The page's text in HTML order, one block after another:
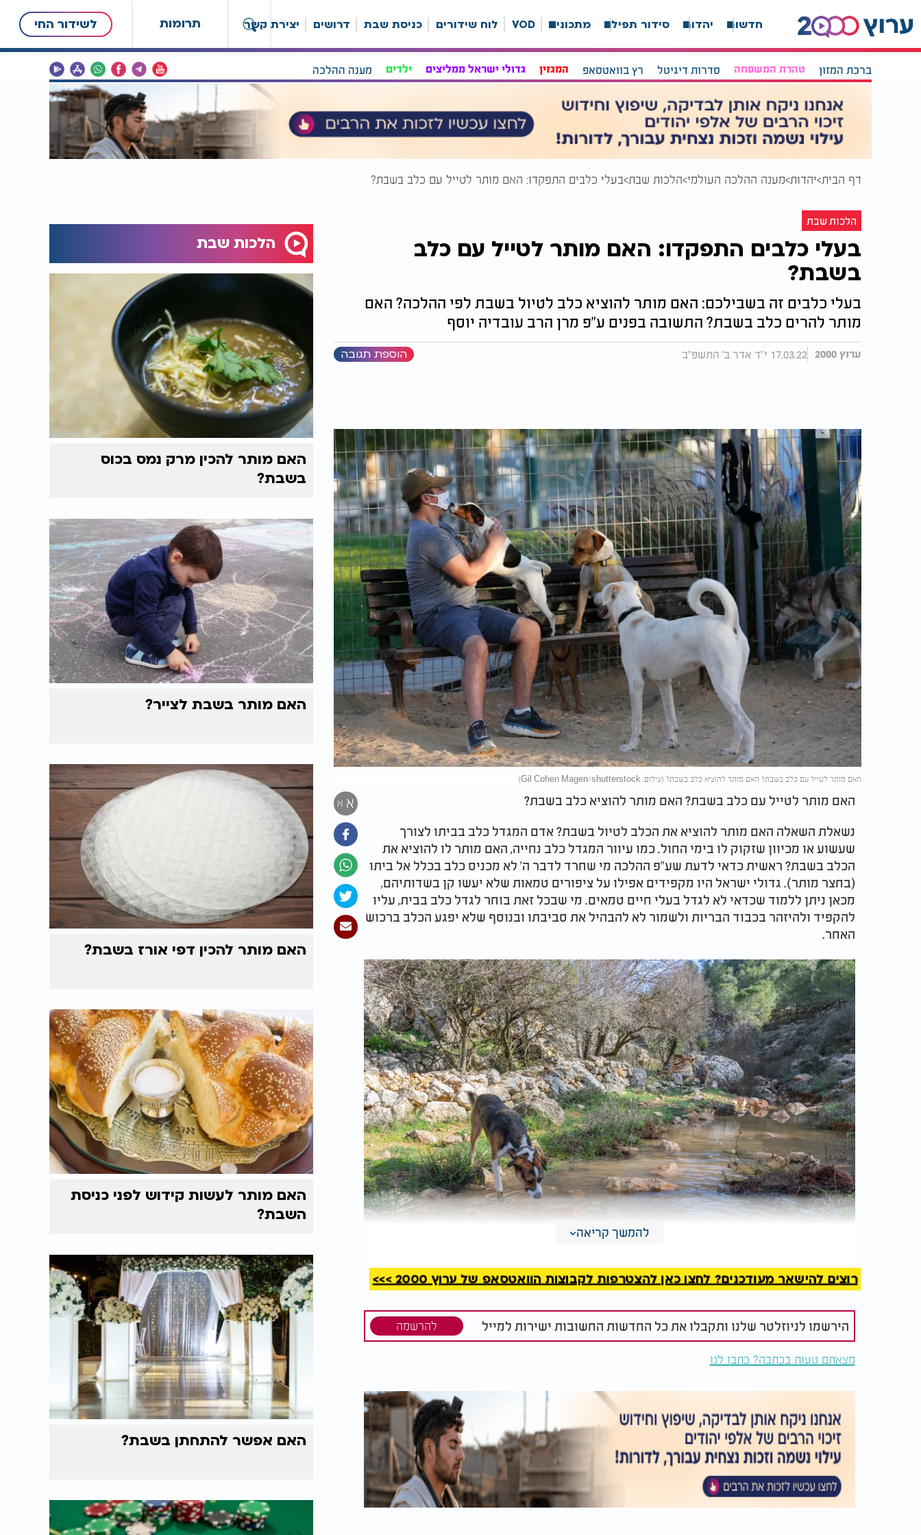
תרומות לשידור החי חדשות יהדות סידור תפילה מתכונים VOD לוח שידורים כניסת שבת דרושים יצירת קשר
ברכת המזון טהרת המשפחה סדרות דיגיטל רץ בוואטסאפ המגזין גדולי ישראל ממליצים ילדים מענה ההלכה
דף הבית יהדות מענה ההלכה העולמי הלכות שבת בעלי כלבים התפקדו: האם מותר לטייל עם כלב בשבת?
הלכות שבת
בעלי כלבים התפקדו: האם מותר לטייל עם כלב
בשבת?
בעלי כלבים זה בשבילכם: האם מותר להוציא כלב לטיול בשבת לפי ההלכה? האם
מותר להרים כלב בשבת? התשובה בפנים ע"פ מרן הרב עובדיה יוסף
ערוץ 2000 17.03.22 י"ד אדר ב' התשפ"ב הוספת תגובה
האם מותר לטייל עם כלב בשבת? האם מותר להוציא כלב בשבת? (צילום: Gil Cohen Magen/shutterstock)
א א
האם מותר לטייל עם כלב בשבת? האם מותר להוציא כלב בשבת?
נשאלת השאלה האם מותר להוציא את הכלב לטיול בשבת? אדם המגדל כלב בביתו לצורך
שעשוע או מכיוון שזקוק לו בימי החול. כמו עיוור המגדל כלב נחייה, האם מותר לו להוציא את
הכלב בשבת? ראשית כדאי לדעת שע"פ ההלכה מי שחרד לדבר ה' לא מכניס כלב בכלל אל ביתו
(בחצר מותר). גדולי ישראל היו מקפידים אפילו על ציפורים טמאות שלא יעשו קן בשדותיהם,
מכאן ניתן ללמוד שכדאי לא לגדל בעלי חיים טמאים. מי שבכל זאת בוחר לגדל כלב בבית, עליו
להקפיד ולהיזהר בכבוד הבריות ולשמור לא להבהיל את סביבתו ובנוסף שלא יפגע הכלב ברכוש
האחר.
המלצות נוספות
האם מותר לקפל טלית
בשבת?
ציפורניים בשבת?
האם מותר חשמל בשבת?
ע"פ ההלכה ישנה גם בעייתיות לאדם בוגר בליטוף של כלב עם פרווה. כל בעלי החיים הם
להמשך קריאה
רוצים להישאר מעודכנים? לחצו כאן להצטרפות לקבוצות הוואטסאפ של ערוץ 2000 >>>
הירשמו לניוזלטר שלנו ותקבלו את כל החדשות החשובות ישירות למייל להרשמה
מצאתם טעות בכתבה? כתבו לנו
הלכות שבת
האם מותר להכין מרק נמס בכוס
בשבת?
האם מותר בשבת לצייר?
האם מותר להכין דפי אורז בשבת?
האם מותר לעשות קידוש לפני כניסת
השבת?
האם אפשר להתחתן בשבת?